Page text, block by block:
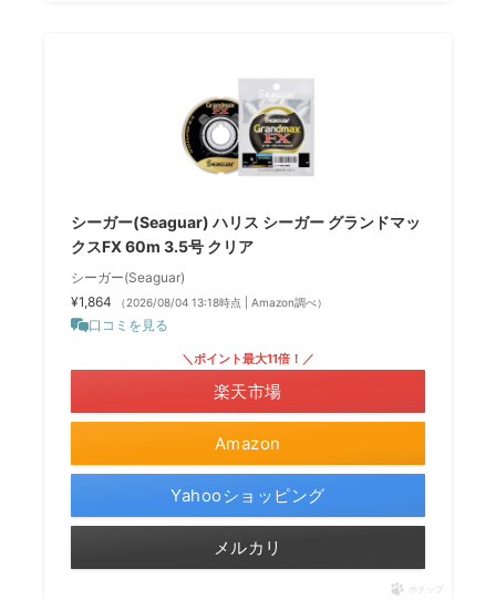
シーガー(Seaguar) ハリス シーガー グランドマッ
クスFX 60m 3.5号 クリア
シーガー(Seaguar)
¥1,864
（2026/08/04 13:18時点 | Amazon調べ）
口コミを見る
Amazon
＼ポイント最大11倍！／
楽天市場
Yahooショッピング
メルカリ
ポチップ